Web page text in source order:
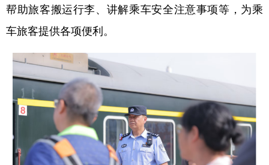
浙江 安徽 福建 江西
山东 河南
广东 广西
四川 贵州 西藏
陕西 甘肃 青海 宁夏
内蒙古 黑龙江
帮助旅客搬运行李、讲解乘车安全注意事项等，为乘
车旅客提供各项便利。